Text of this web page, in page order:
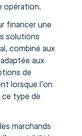
opération.
financer une
solutions
combiné aux
aux
de
lorsque l’on
ce type de
marchands